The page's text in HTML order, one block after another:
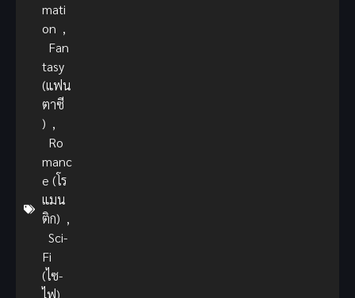
mati
on ,
Fan
tasy
(แฟน
ตาซี
) ,
Ro
manc
e (โร
แมน
ติก) ,
Sci-
Fi
(ไซ-